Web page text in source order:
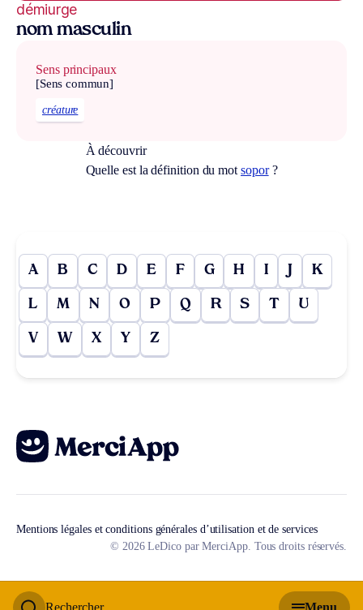
Rechercher Menu
démiurge
nom masculin
Sens principaux
[Sens commun]
créature
À découvrir
Quelle est la définition du mot sopor?
A B C D E F G H I J K
L M N O P Q R S T U
V W X Y Z
Mentions légales et conditions générales d’utilisation et de services
© 2026 LeDico par MerciApp. Tous droits réservés.